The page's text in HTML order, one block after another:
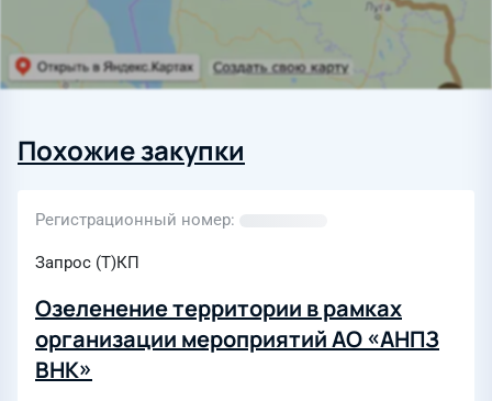
Похожие закупки
Регистрационный номер
Запрос (Т)КП
Озеленение территории в рамках
организации мероприятий АО «АНПЗ
ВНК»